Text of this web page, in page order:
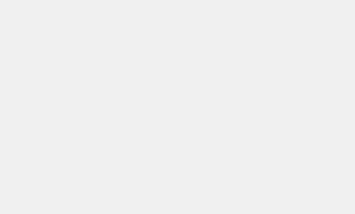
de masa vegetala fixe sau mobile, masini de
si purtate.
care munca dumneavoastra sa fie mult usurata si